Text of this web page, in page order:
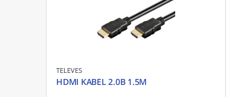
TELEVES
HDMI KABEL 2.0B 1.5M